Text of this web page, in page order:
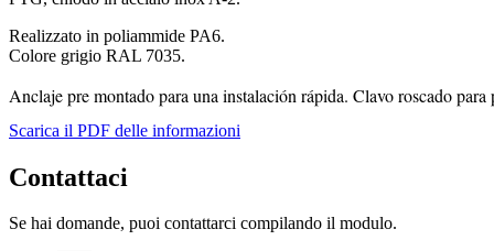
Realizzato in poliammide PA6.
Colore grigio RAL 7035.
Anclaje pre montado para una instalación rápida. Clavo roscado para
Scarica il PDF delle informazioni
Contattaci
Se hai domande, puoi contattarci compilando il modulo.